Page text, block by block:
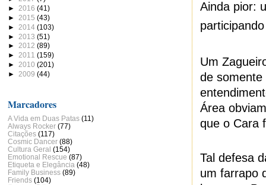
Ainda pior:
Um
de somente
Área
que o Cara
Tal defesa
um farrapo
► 2016 (41)
► 2015 (43)
► 2014 (103)
► 2013 (51)
► 2012 (89)
► 2011 (159)
► 2010 (201)
► 2009 (44)
Marcadores
A Vida em Duas Patas (11)
Always Rocker (77)
Citações (117)
Cosmic Dancer (88)
Cultura Geral (154)
Emotional Rescue (87)
Etiqueta e Elegância (48)
Family Business (89)
Friends (104)